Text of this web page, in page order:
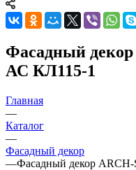
Фасадный
АС КЛ115-1
Главная
—
Каталог
—
Фасадный декор
—Фасадный декор